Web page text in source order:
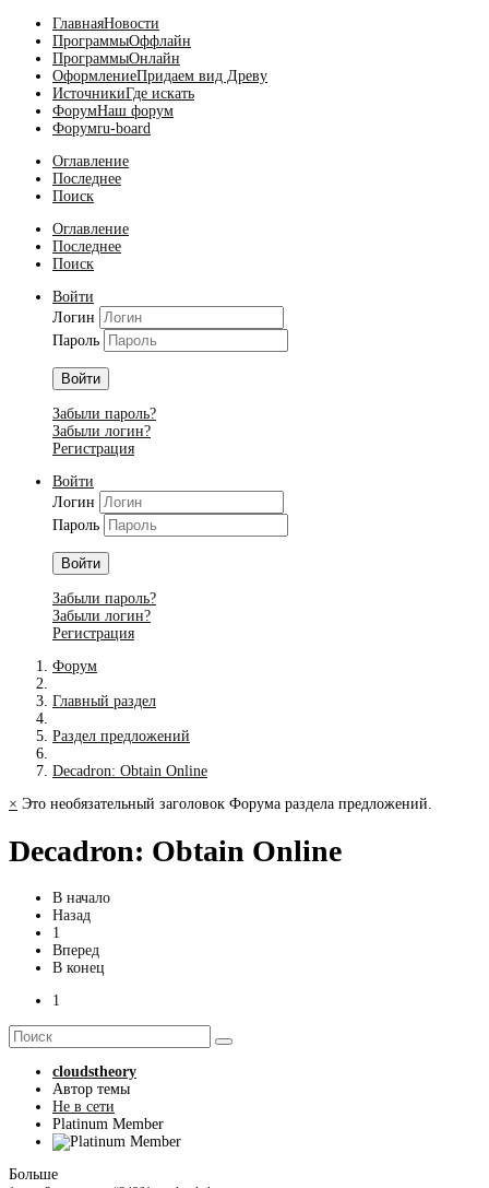
ГлавнаяНовости
ПрограммыОффлайн
ПрограммыОнлайн
ОформлениеПридаем вид Древу
ИсточникиГде искать
ФорумНаш форум
Форумru-board
Оглавление
Последнее
Поиск
Оглавление
Последнее
Поиск
Войти
Логин
Пароль
Войти
Забыли пароль?
Забыли логин?
Регистрация
Войти
Логин
Пароль
Войти
Забыли пароль?
Забыли логин?
Регистрация
Форум
Главный раздел
Раздел предложений
Decadron: Obtain Online
× Это необязательный заголовок Форума раздела предложений.
Decadron: Obtain Online
В начало
Назад
1
Вперед
В конец
1
cloudstheory
Автор темы
Не в сети
Platinum Member
Больше